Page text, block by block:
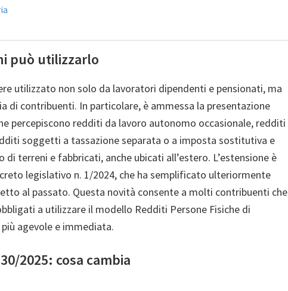
può utilizzarlo
utilizzato non solo da lavoratori dipendenti e pensionati, ma
di contribuenti. In particolare, è ammessa la presentazione
percepiscono redditi da lavoro autonomo occasionale, redditi
soggetti a tassazione separata o a imposta sostitutiva e
terreni e fabbricati, anche ubicati all’estero. L’estensione è
legislativo n. 1/2024, che ha semplificato ulteriormente
al passato. Questa novità consente a molti contribuenti che
a utilizzare il modello Redditi Persone Fisiche di
agevole e immediata.
2025: cosa cambia